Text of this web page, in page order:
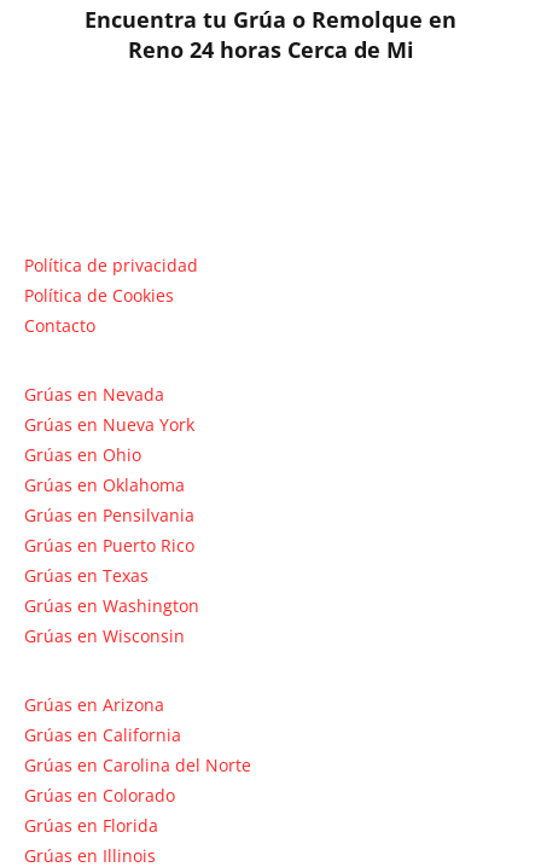
Encuentra tu Grúa o Remolque en
Reno 24 horas Cerca de Mi
Política de privacidad
Política de Cookies
Contacto
Grúas en Nevada
Grúas en Nueva York
Grúas en Ohio
Grúas en Oklahoma
Grúas en Pensilvania
Grúas en Puerto Rico
Grúas en Texas
Grúas en Washington
Grúas en Wisconsin
Grúas en Arizona
Grúas en California
Grúas en Carolina del Norte
Grúas en Colorado
Grúas en Florida
Grúas en Illinois